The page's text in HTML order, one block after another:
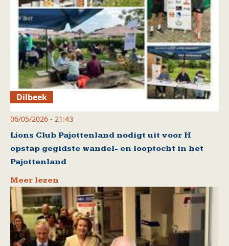
Dilbeek
06/05/2026 - 21:43
Lions Club Pajottenland nodigt uit voor H
opstap gegidste wandel- en looptocht in het
Pajottenland
Meer lezen